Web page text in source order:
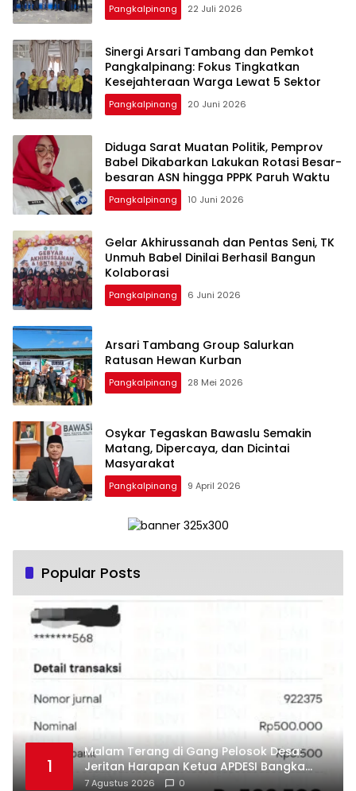
Pangkalpinang 22 Juli 2026
‎Sinergi Arsari Tambang dan Pemkot
Pangkalpinang: Fokus Tingkatkan
Pangkalpinang 20 Juni 2026
‎Diduga Sarat Muatan Politik, Pemprov
Babel Dikabarkan Lakukan Rotasi Besar-
Pangkalpinang 10 Juni 2026
‎Gelar Akhirussanah dan Pentas Seni, TK
Unmuh Babel Dinilai Berhasil Bangun
Pangkalpinang 6 Juni 2026
‎Arsari Tambang Group Salurkan
Ratusan Hewan Kurban
Pangkalpinang 28 Mei 2026
Osykar Tegaskan Bawaslu Semakin
Matang, Dipercaya, dan Dicintai
Masyarakat
Pangkalpinang 9 April 2026
Popular Posts
1
Malam Terang di Gang Pelosok Desa:
Jeritan Harapan Ketua APDESI Bangka
Tengah untuk PLN Babel
7 Agustus 2026 0